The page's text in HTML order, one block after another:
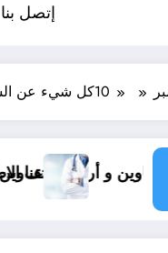
إتصل بنا
10كل شيء عن
الاخصائيين في
و ارقام هاتف أطباء